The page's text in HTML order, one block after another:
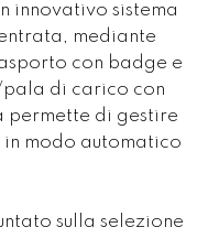
innovativo sistema
mediante
con badge e
pala di carico con
permette di gestire
modo automatico
sulla selezione